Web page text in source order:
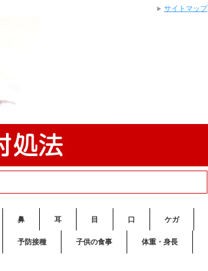
鼻 耳 目 口 ケガ
予防接種 子供の食事 体重・身長
サイトマップ